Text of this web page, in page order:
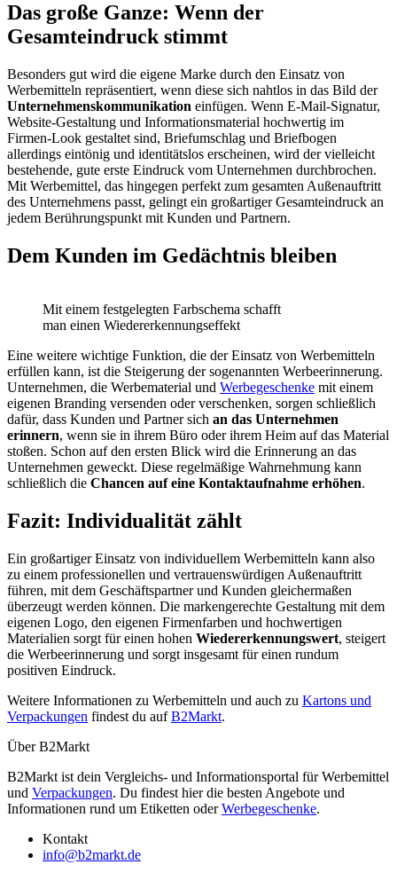
Das große Ganze: Wenn der
Gesamteindruck stimmt
Besonders gut wird die eigene Marke durch den Einsatz von
Werbemitteln repräsentiert, wenn diese sich nahtlos in das Bild der
Unternehmenskommunikation einfügen. Wenn E-Mail-Signatur,
Website-Gestaltung und Informationsmaterial hochwertig im
Firmen-Look gestaltet sind, Briefumschlag und Briefbogen
allerdings eintönig und identitätslos erscheinen, wird der vielleicht
bestehende, gute erste Eindruck vom Unternehmen durchbrochen.
Mit Werbemittel, das hingegen perfekt zum gesamten Außenauftritt
des Unternehmens passt, gelingt ein großartiger Gesamteindruck an
jedem Berührungspunkt mit Kunden und Partnern.
Dem Kunden im Gedächtnis bleiben
Mit einem festgelegten Farbschema schafft
man einen Wiedererkennungseffekt
Eine weitere wichtige Funktion, die der Einsatz von Werbemitteln
erfüllen kann, ist die Steigerung der sogenannten Werbeerinnerung.
Unternehmen, die Werbematerial und Werbegeschenke mit einem
eigenen Branding versenden oder verschenken, sorgen schließlich
dafür, dass Kunden und Partner sich an das Unternehmen
erinnern, wenn sie in ihrem Büro oder ihrem Heim auf das Material
stoßen. Schon auf den ersten Blick wird die Erinnerung an das
Unternehmen geweckt. Diese regelmäßige Wahrnehmung kann
schließlich die Chancen auf eine Kontaktaufnahme erhöhen.
Fazit: Individualität zählt
Ein großartiger Einsatz von individuellem Werbemitteln kann also
zu einem professionellen und vertrauenswürdigen Außenauftritt
führen, mit dem Geschäftspartner und Kunden gleichermaßen
überzeugt werden können. Die markengerechte Gestaltung mit dem
eigenen Logo, den eigenen Firmenfarben und hochwertigen
Materialien sorgt für einen hohen Wiedererkennungswert, steigert
die Werbeerinnerung und sorgt insgesamt für einen rundum
positiven Eindruck.
Weitere Informationen zu Werbemitteln und auch zu Kartons und
Verpackungen findest du aufB2Markt.
Über B2Markt
B2Markt ist dein Vergleichs- und Informationsportal für Werbemittel
und Verpackungen. Du findest hier die besten Angebote und
Informationen rund um Etiketten oderWerbegeschenke.
Kontakt
info@b2markt.de